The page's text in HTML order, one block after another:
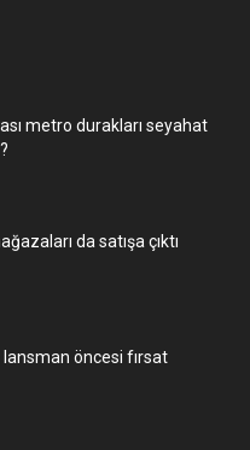
metro durakları seyahat
da satışa çıktı
öncesi fırsat